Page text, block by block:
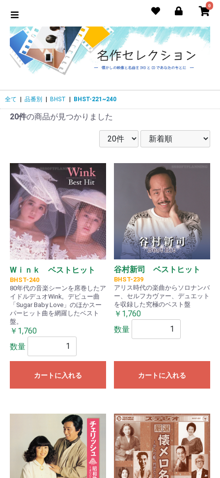
0
全て | 品番別 | BHST | BHST-221~240
20件の商品が見つかりました
Wｉｎｋ ベストヒット
BHST-240
80年代の音楽シーンを席巻したア
イドルデュオWink。デビュー曲
「Sugar Baby Love」のほかスー
パーヒット曲を網羅したベスト
盤。
￥1,760
数量
カートに入れる
谷村新司 ベストヒット
BHST-239
アリス時代の楽曲からソロナンバ
ー、セルフカヴァー、デュエット
を収録した究極のベスト盤
￥1,760
数量
カートに入れる